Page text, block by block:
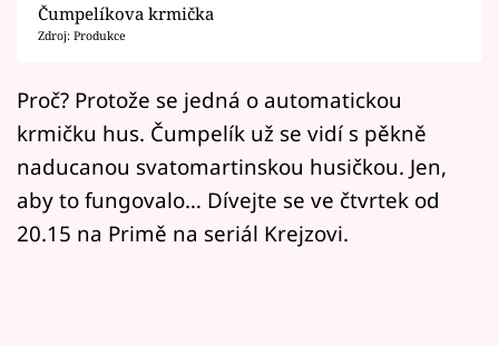
Pořady
Mámy sobě
Přihlášení
Sledujte nás
Čumpelíkova krmička
Zdroj: Produkce
Proč? Protože se jedná o automatickou
krmičku hus. Čumpelík už se vidí s pěkně
naducanou svatomartinskou husičkou. Jen,
aby to fungovalo… Dívejte se ve čtvrtek od
20.15 na Primě na seriál Krejzovi.